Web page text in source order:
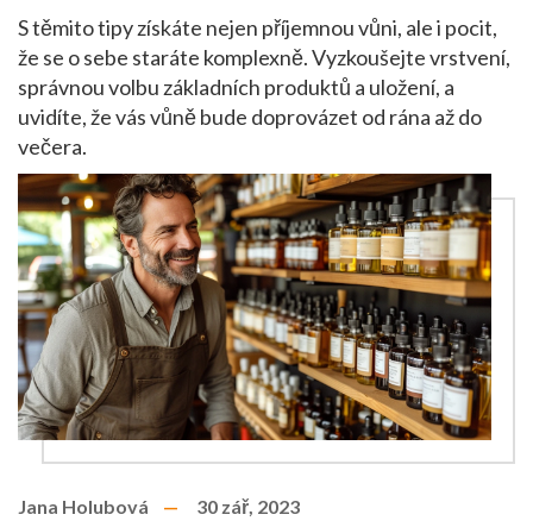
S těmito tipy získáte nejen příjemnou vůni, ale i pocit,
že se o sebe staráte komplexně. Vyzkoušejte vrstvení,
správnou volbu základních produktů a uložení, a
uvidíte, že vás vůně bude doprovázet od rána až do
večera.
Jana Holubová 30 zář, 2023